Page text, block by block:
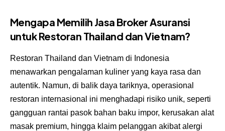
Mengapa Memilih Jasa Broker Asuransi
untuk Restoran Thailand dan Vietnam?
Restoran Thailand dan Vietnam di Indonesia
menawarkan pengalaman kuliner yang kaya rasa dan
autentik. Namun, di balik daya tariknya, operasional
restoran internasional ini menghadapi risiko unik, seperti
gangguan rantai pasok bahan baku impor, kerusakan alat
masak premium, hingga klaim pelanggan akibat alergi